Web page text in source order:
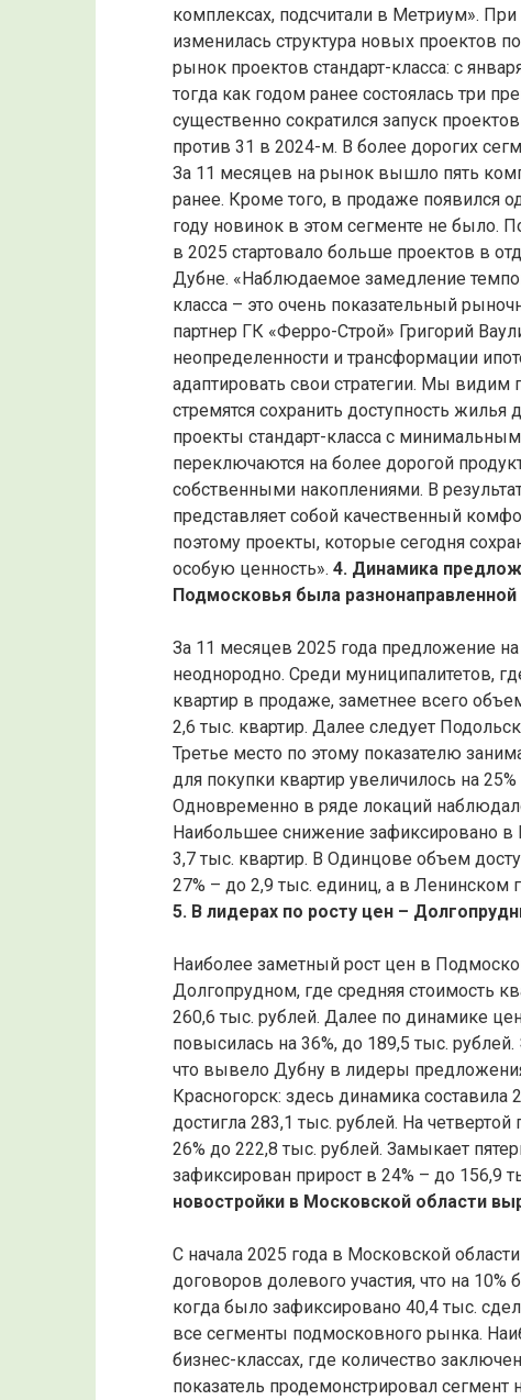
комплексах, подсчитали в Метриум».
изменилась структура новых проектов
рынок проектов стандарт-класса: с
тогда как годом ранее состоялась три
существенно сократился запуск
против 31 в 2024-м. В более дорогих
За 11 месяцев на рынок вышло пять
ранее. Кроме того, в продаже появился
году новинок в этом сегменте не было.
в 2025 стартовало больше проектов в
Дубне. «Наблюдаемое замедление
класса – это очень показательный
партнер ГК «Ферро-Строй» Григорий
неопределенности и трансформации
адаптировать свои стратегии. Мы
стремятся сохранить доступность
проекты стандарт-класса с
переключаются на более дорогой
собственными накоплениями. В
представляет собой качественный
поэтому проекты, которые сегодня
особую ценность». 4. Динамика
Подмосковья была разнонаправленной
За 11 месяцев 2025 года предложение
неоднородно. Среди муниципалитетов,
квартир в продаже, заметнее всего
2,6 тыс. квартир. Далее следует
Третье место по этому показателю
для покупки квартир увеличилось на
Одновременно в ряде локаций
Наибольшее снижение зафиксировано в
3,7 тыс. квартир. В Одинцове объем
27% – до 2,9 тыс. единиц, а в Ленинском
5. В лидерах по росту цен –
Наиболее заметный рост цен в
Долгопрудном, где средняя стоимость
260,6 тыс. рублей. Далее по динамике
повысилась на 36%, до 189,5 тыс.
что вывело Дубну в лидеры
Красногорск: здесь динамика составила
достигла 283,1 тыс. рублей. На
26% до 222,8 тыс. рублей. Замыкает
зафиксирован прирост в 24% – до 156,9
новостройки в Московской области
С начала 2025 года в Московской
договоров долевого участия, что на
когда было зафиксировано 40,4 тыс.
все сегменты подмосковного рынка.
бизнес-классах, где количество
показатель продемонстрировал сегмент